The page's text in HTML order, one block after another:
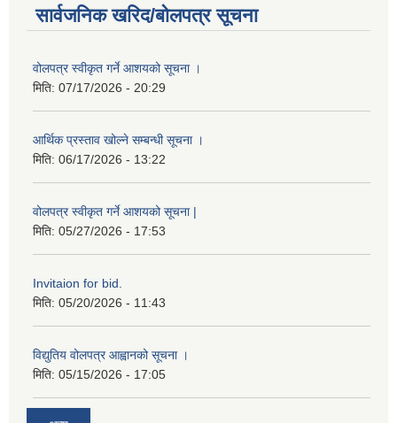
सार्वजनिक खरिद/बोलपत्र सूचना
वोलपत्र स्वीकृत गर्ने आशयको सूचना ।
मिति: 07/17/2026 - 20:29
आर्थिक प्रस्ताव खोल्ने सम्बन्धी सूचना ।
मिति: 06/17/2026 - 13:22
वोलपत्र स्वीकृत गर्ने आशयको सूचना |
मिति: 05/27/2026 - 17:53
Invitaion for bid.
मिति: 05/20/2026 - 11:43
विद्युतिय वोलपत्र आह्वानको सूचना ।
मिति: 05/15/2026 - 17:05